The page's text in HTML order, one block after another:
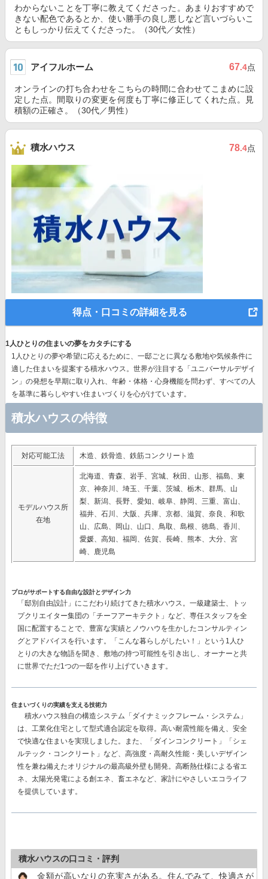
わからないことを丁寧に教えてくださった。あまりおすすめで
きない配色であるとか、使い勝手の良し悪しなど言いづらいこ
ともしっかり伝えてくださった。（30代／女性）
アイフルホーム 67.4点
オンラインの打ち合わせをこちらの時間に合わせてこまめに設
定した点。間取りの変更を何度も丁寧に修正してくれた点。見
積額の正確さ。（30代／男性）
積水ハウス 78.4点
得点・口コミの詳細を見る
1人ひとりの住まいの夢をカタチにする
1人ひとりの夢や希望に応えるために、一邸ごとに異なる敷地や気候条件に
適した住まいを提案する積水ハウス。世界が注目する 「ユニバーサルデザイ
ン」の発想を早期に取り入れ、年齢・体格・心身機能を問わず、すべての人
を基準に暮らしやすい住まいづくりを心がけています。
積水ハウスの特徴
対応可能工法 木造、鉄骨造、鉄筋コンクリート造
モデルハウス所
在地
北海道、青森、岩手、宮城、秋田、山形、福島、東
京、神奈川、埼玉、千葉、茨城、栃木、群馬、山
梨、新潟、長野、愛知、岐阜、静岡、三重、富山、
福井、石川、大阪、兵庫、京都、滋賀、奈良、和歌
山、広島、岡山、山口、鳥取、島根、徳島、香川、
愛媛、高知、福岡、佐賀、長崎、熊本、大分、宮
崎、鹿児島
プロがサポートする自由な設計とデザイン力
「邸別自由設計」 にこだわり続けてきた積水ハウス。一級建築士、トッ
プクリエイター集団の 「チーフアーキテクト」 など、専任スタッフを全
国に配置することで、豊富な実績とノウハウを生かしたコンサルティン
グとアドバイスを行います。「こんな暮らしがしたい！」という1人ひ
とりの大きな物語を聞き、敷地の持つ可能性を引き出し、オーナーと共
に世界でただ1つの一邸を作り上げていきます。
住まいづくりの実績を支える技術力
積水ハウス独自の構造システム 「ダイナミックフレーム・システム」
は、工業化住宅として型式適合認定を取得。高い耐震性能を備え、安全
で快適な住まいを実現しました。また、
「ダインコンクリート」「シェ
ルテック・コンクリート」 など、高強度・高耐久性能・美しいデザイン
性を兼ね備えたオリジナルの最高級外壁も開発。高断熱仕様による省エ
ネ、太陽光発電による創エネ、畜エネなど、家計にやさしいエコライフ
を提供しています。
積水ハウスの口コミ・評判
金額が高いなりの充実さがある。住んでみて、快適さが